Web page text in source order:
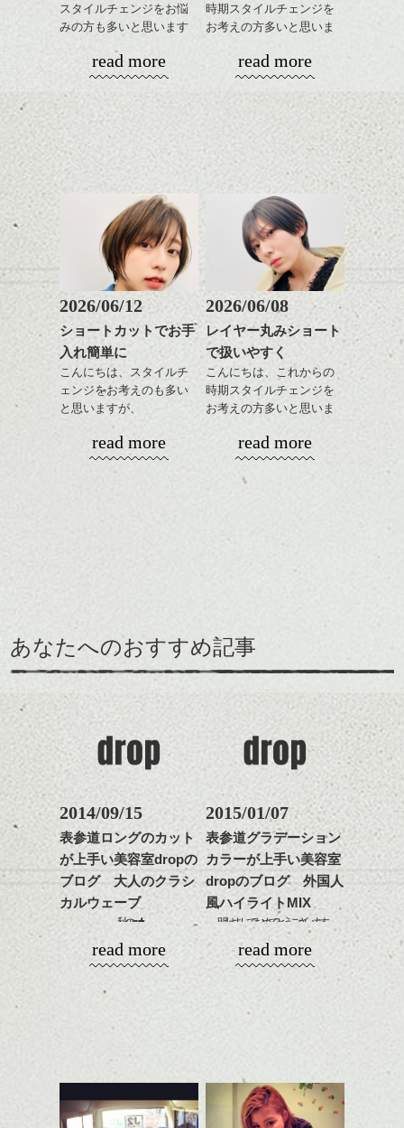
スタイルチェンジをお悩
みの方も多いと思います
やっぱりボブでお手入れ
しやすいスタイルだと毎
日のスタイリングも簡単
で良いですよ。
あご下のラインでやや長
さを残したボブは雰囲気
も出しやすくていろいろ
おすすめですね。
前髪もやや重めにカット
してラインを強調するの
もこれからは良い感じで
す、
目元が引き締まった印象
に。
ダークトーンの色味でク
ナチュラルなトーンの色
で柔らかさをプラスする
のも良いですね。
またクセ毛の方は質感調
整のストレートパーマで
髪質改善すると
おすすめです。
いつものスタイリングが
ドライした後オイルやワ
ックスをなじませるだけ
これからのスタイルチェ
ンジの事、髪質に合った
お手入れ方法等、
下さいね。
シバタ
read more
時期スタイルチェンジを
お考えの方多いと思いま
コンパクトなフォルムが
全体のバランスを良く見
せてくれる効果もあり、
いろんなシーンに雰囲気
をだしやすくスタイリン
グも簡単で良いので朝の
そんなショートカット。
軽めの前髪で透け感を演
出できるので、
この時期とてもおすすめ
ですよ。
ラーで全体にツヤと透明
スタイリング方法は全体
をドライした後、
ワックスとオイルを混ぜ
質感をかるくととのえな
がら耳かけアレンジする
のも良い感じです。
これからのスタイルチェ
ンジ、似合うカラーリン
グの事やお手入れ方法な
ど
是非なんでもご相談して
下さいね。
シバタ
read more
2026/06/12
ショートカットでお手
入れ簡単に
こんにちは、スタイルチ
ェンジをお考えのも多い
と思いますが、
丸みショートでタイトに
演出したスタイルもこれ
からの季節とてもおすす
るのが良い感じです。
ベージュ系等の肌を綺麗
に見せる効果のあるカラ
ーリングをプラスして透
明感を表現すると
って毎日のお手入れも簡
さり気ない程度にハイラ
ワックスとオイル、バー
ム等の質感を調整しやす
いものを全体になじませ
read more
2026/06/08
レイヤー丸みショート
で扱いやすく
こんにちは、これからの
時期スタイルチェンジを
お考えの方多いと思いま
コンパクトなフォルムが
全体のバランスを良く見
出できるので、
この時期とてもおすすめ
ナチュラルなベージュカ
ラーで全体にツヤと透明
質感も綺麗に見せやす
く。
スタイリング方法は全体
をドライした後、
ワックスとオイルを混ぜ
ながらもみこみ、なじま
せます。
質感をかるくととのえな
がら耳かけアレンジする
のも良い感じです。
これからのスタイルチェ
下さいね。
シバタ
read more
あなたへのおすすめ記事
2014/09/15
表参道ロングのカット
が上手い美容室dropの
ブログ 大人のクラシ
カルウェーブ
秋のnew style
大人の女性っぽく・・
クラシカルな雰囲気をテーマにつくりまし
read more
2015/01/07
表参道グラデーション
カラーが上手い美容室
dropのブログ 外国人
風ハイライトMIX
明けましておめでとうございます。
今年も宜しくお願い致します。
今年もいいスタイル・いい情報をご紹介し
ていきますので、
read more